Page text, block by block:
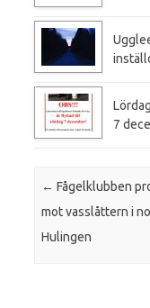
7
Post navigation
← Fågelklubben
mot vasslåttern i
Hulingen